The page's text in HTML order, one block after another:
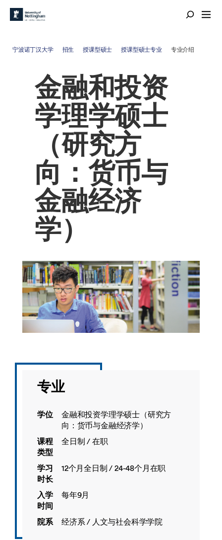
宁波诺丁汉大学 招生 授课型硕士 授课型硕士专业 专业介绍
金融和投资
学理学硕士
（研究方
向：货币与
金融经济
学）
专业
学位
金融和投资学理学硕士（研究方
向：货币与金融经济学）
课程
类型
全日制 / 在职
学习
时长
12个月全日制 / 24-48个月在职
入学
时间
每年9月
院系 经济系 / 人文与社会科学学院